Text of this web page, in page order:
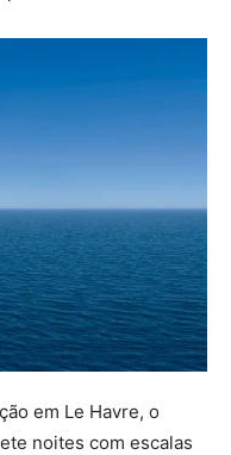
em Le Havre, o
noites com escalas